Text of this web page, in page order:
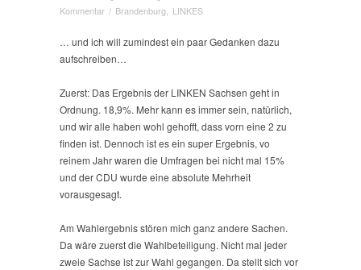
Kommentar / Brandenburg LINKES
… und ich will zumindest ein paar Gedanken dazu
aufschreiben…
Zuerst: Das Ergebnis der LINKEN Sachsen geht in
Ordnung. 18,9%. Mehr kann es immer sein, natürlich,
und wir alle haben wohl gehofft, dass vorn eine 2 zu
finden ist. Dennoch ist es ein super Ergebnis, vo
reinem Jahr waren die Umfragen bei nicht mal 15%
und der CDU wurde eine absolute Mehrheit
vorausgesagt.
Am Wahlergebnis stören mich ganz andere Sachen.
Da wäre zuerst die Wahlbeteiligung. Nicht mal jeder
zweie Sachse ist zur Wahl gegangen. Da stellt sich vor